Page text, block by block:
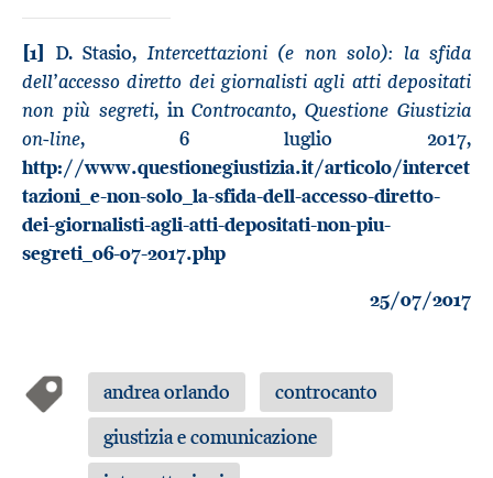
[1] D. Stasio,Intercettazioni (e non solo): la sfida
dell’accesso diretto dei giornalisti agli atti depositati
non più segreti, inControcanto,Questione Giustizia
on-line, 6 luglio 2017,
http://www.questionegiustizia.it/articolo/intercet
tazioni_e-non-solo_la-sfida-dell-accesso-diretto-
dei-giornalisti-agli-atti-depositati-non-piu-
segreti_06-07-2017.php
25/07/2017
andrea orlando
controcanto
giustizia e comunicazione